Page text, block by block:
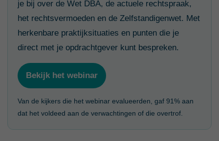
je bij over de Wet DBA, de actuele rechtspraak,
het rechtsvermoeden en de Zelfstandigenwet. Met
herkenbare praktijksituaties en punten die je
direct met je opdrachtgever kunt bespreken.
Bekijk het webinar
Van de kijkers die het webinar evalueerden, gaf 91% aan
dat het voldeed aan de verwachtingen of die overtrof.